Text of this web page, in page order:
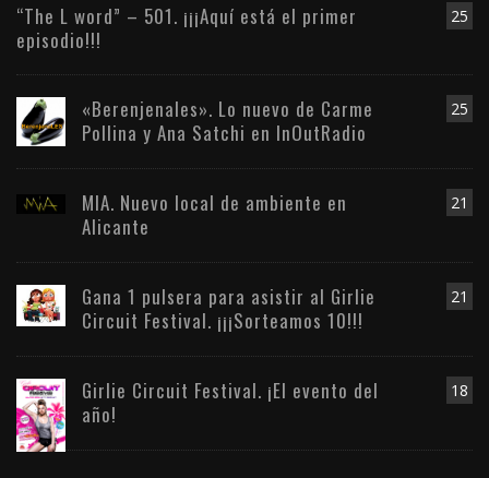
25
“The L word” – 501. ¡¡¡Aquí está el primer
episodio!!!
25
«Berenjenales». Lo nuevo de Carme
Pollina y Ana Satchi en InOutRadio
21
MIA. Nuevo local de ambiente en
Alicante
21
Gana 1 pulsera para asistir al Girlie
Circuit Festival. ¡¡¡Sorteamos 10!!!
18
Girlie Circuit Festival. ¡El evento del
año!